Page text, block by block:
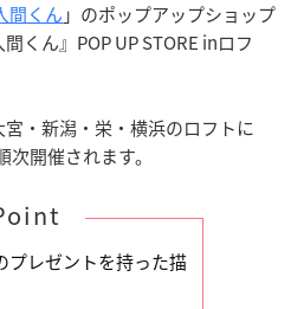
間くん 」のポップアップショップ
くん』POP UP STORE inロフ
・新潟・栄・横浜のロフトに
開催されます。
プレゼントを持った描